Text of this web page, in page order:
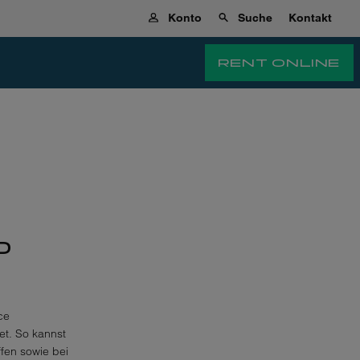
Konto Suche Kontakt
RENT ONLINE
So kannst
sowie bei